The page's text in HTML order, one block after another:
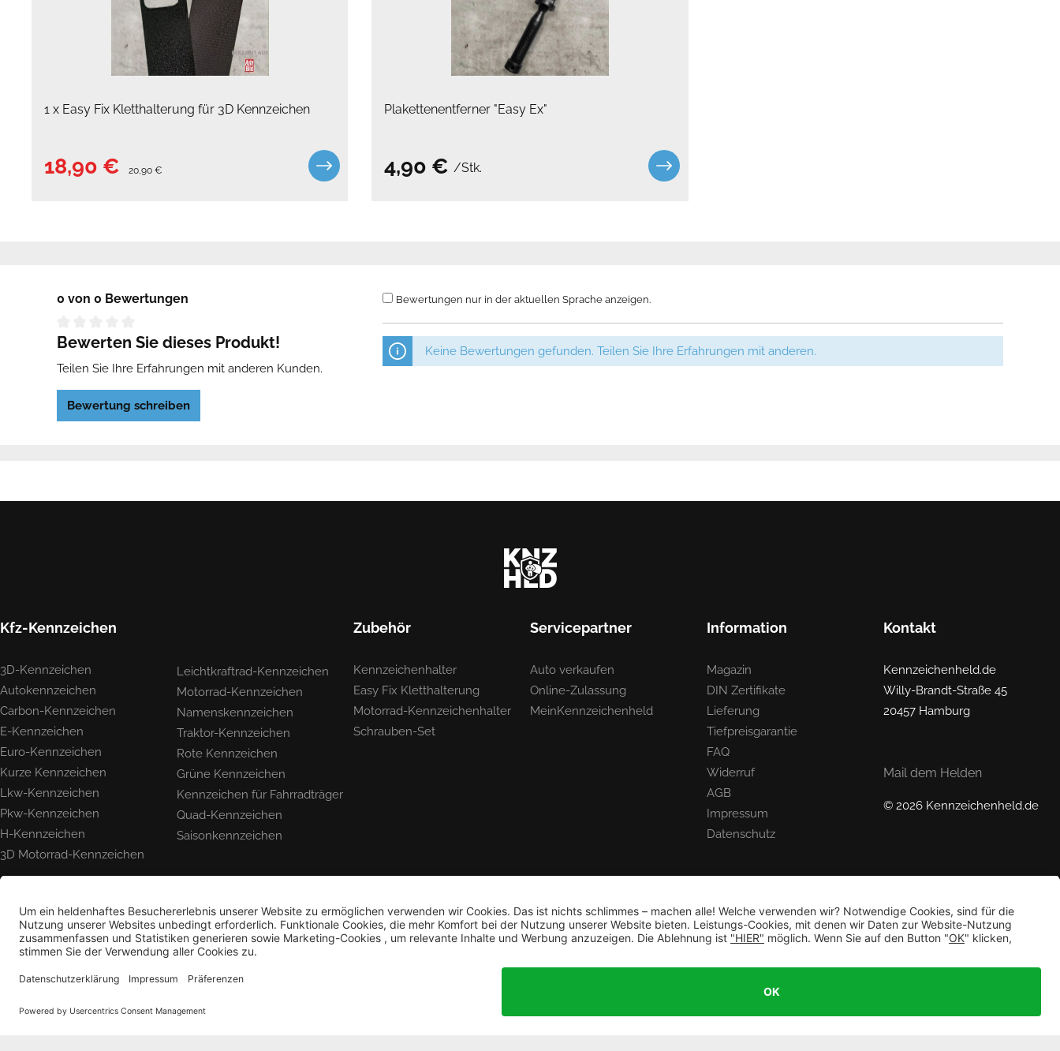
1 x Easy Fix Kletthalterung für 3D Kennzeichen
18,90 € 20,90 €
Plakettenentferner "Easy Ex"
4,90 €/Stk.
0 von 0 Bewertungen
Bewerten Sie dieses Produkt!
Teilen Sie Ihre Erfahrungen mit anderen Kunden.
Bewertung schreiben
Bewertungen nur in der aktuellen Sprache anzeigen.
Keine Bewertungen gefunden. Teilen Sie Ihre Erfahrungen mit anderen.
Kfz-Kennzeichen
3D-Kennzeichen
Autokennzeichen
Carbon-Kennzeichen
E-Kennzeichen
Euro-Kennzeichen
Kurze Kennzeichen
Lkw-Kennzeichen
Pkw-Kennzeichen
H-Kennzeichen
3D Motorrad-Kennzeichen
Leichtkraftrad-Kennzeichen
Motorrad-Kennzeichen
Namenskennzeichen
Traktor-Kennzeichen
Rote Kennzeichen
Grüne Kennzeichen
Kennzeichen für Fahrradträger
Quad-Kennzeichen
Saisonkennzeichen
Zubehör
Kennzeichenhalter
Easy Fix Kletthalterung
Motorrad-Kennzeichenhalter
Schrauben-Set
Servicepartner
Auto verkaufen
Online-Zulassung
MeinKennzeichenheld
Information
Magazin
DIN Zertifikate
Lieferung
Tiefpreisgarantie
FAQ
Widerruf
AGB
Impressum
Datenschutz
Kontakt
Kennzeichenheld.de
Willy-Brandt-Straße 45
20457 Hamburg
Mail dem Helden
© 2026 Kennzeichenheld.de
Bestellung widerrufen